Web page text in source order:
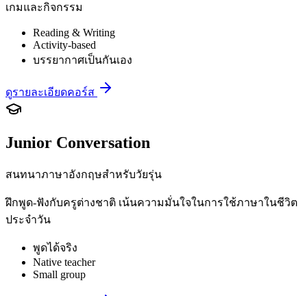
เกมและกิจกรรม
Reading & Writing
Activity-based
บรรยากาศเป็นกันเอง
ดูรายละเอียดคอร์ส
Junior Conversation
สนทนาภาษาอังกฤษสำหรับวัยรุ่น
ฝึกพูด-ฟังกับครูต่างชาติ เน้นความมั่นใจในการใช้ภาษาในชีวิต
ประจำวัน
พูดได้จริง
Native teacher
Small group